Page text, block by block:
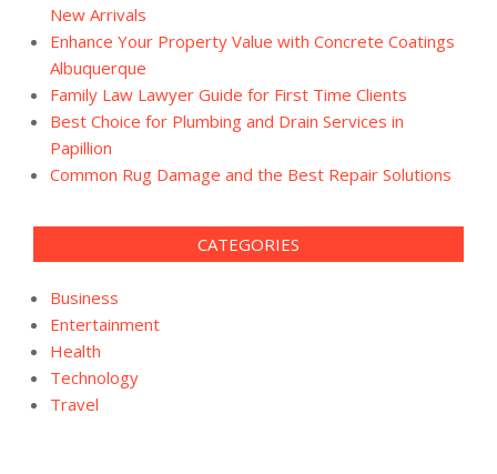
New Arrivals
Enhance Your Property Value with Concrete Coatings
Albuquerque
Family Law Lawyer Guide for First Time Clients
Best Choice for Plumbing and Drain Services in
Papillion
Common Rug Damage and the Best Repair Solutions
CATEGORIES
Business
Entertainment
Health
Technology
Travel